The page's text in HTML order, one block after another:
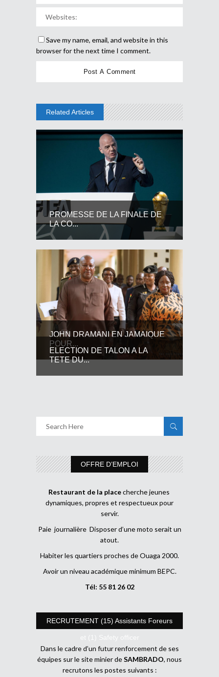
Save my name, email, and website in this
browser for the next time I comment.
Related Articles
PROMESSE DE LA FINALE DE
LA CO...
JOHN DRAMANI EN JAMAIQUE
POUR...
ELECTION DE TALON A LA
TETE DU...
OFFRE D’EMPLOI
Restaurant de la placecherche jeunes
dynamiques, propres et respectueux pour
servir.
Paie journalière Disposer d’une moto serait un
atout.
Habiter les quartiers proches de Ouaga 2000.
Avoir un niveau académique minimum BEPC.
Tél: 55 81 26 02
RECRUTEMENT (15) Assistants Foreurs
et (1) Safety officer
Dans le cadre d’un futur renforcement de ses
équipes sur le site minier deSAMBRADO, nous
recrutons les postes suivants :